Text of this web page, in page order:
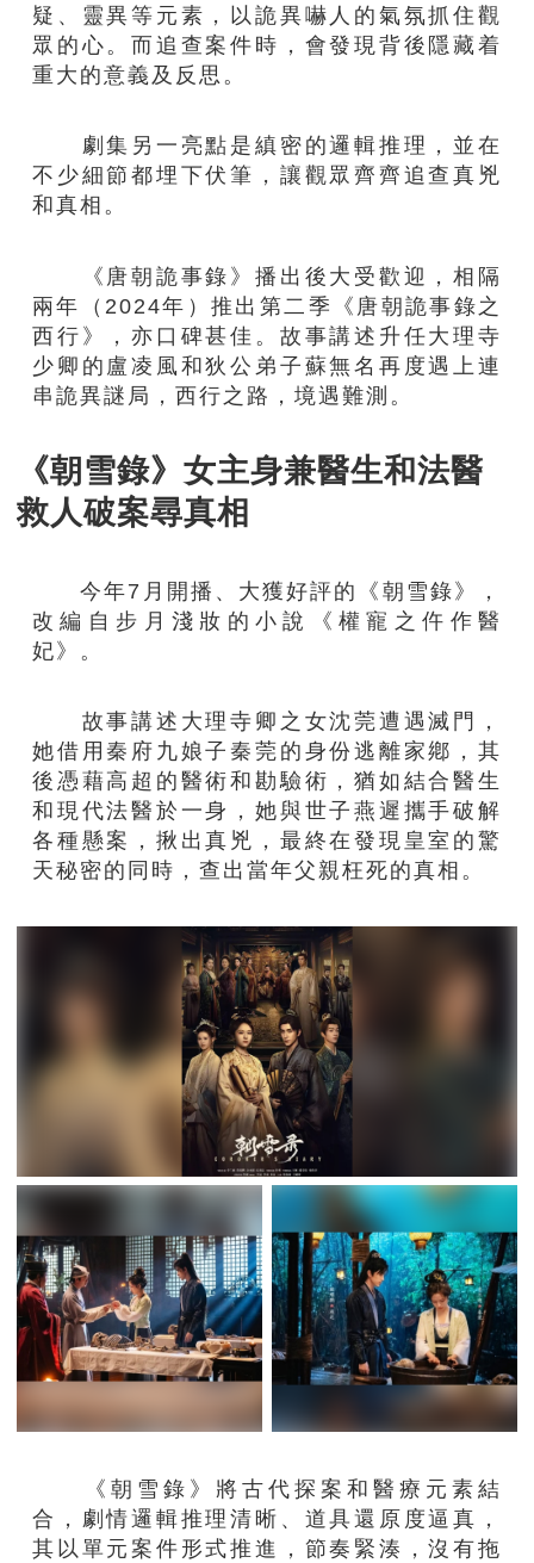
疑、靈異等元素，以詭異嚇人的氣氛抓住觀
眾的心。而追查案件時，會發現背後隱藏着
重大的意義及反思。
劇集另一亮點是縝密的邏輯推理，並在
不少細節都埋下伏筆，讓觀眾齊齊追查真兇
和真相。
《唐朝詭事錄》播出後大受歡迎，相隔
兩年（2024年）推出第二季《唐朝詭事錄之
西行》，亦口碑甚佳。故事講述升任大理寺
少卿的盧凌風和狄公弟子蘇無名再度遇上連
串詭異謎局，西行之路，境遇難測。
《朝雪錄》女主身兼醫生和法醫
救人破案尋真相
今年7月開播、大獲好評的《朝雪錄》，
改編自步月淺妝的小說《權寵之仵作醫
妃》。
故事講述大理寺卿之女沈莞遭遇滅門，
她借用秦府九娘子秦莞的身份逃離家鄕，其
後憑藉高超的醫術和勘驗術，猶如結合醫生
和現代法醫於一身，她與世子燕遲攜手破解
各種懸案，揪出真兇，最終在發現皇室的驚
天秘密的同時，查出當年父親枉死的真相。
《朝雪錄》將古代探案和醫療元素結
合，劇情邏輯推理清晰、道具還原度逼真，
其以單元案件形式推進，節奏緊湊，沒有拖